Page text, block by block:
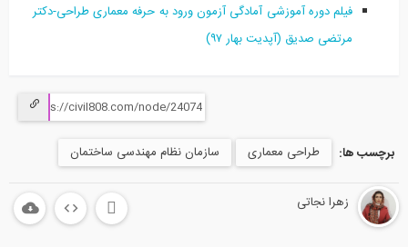
فیلم دوره آموزشی آمادگی آزمون ورود به حرفه معماری طراحی-دکتر
مرتضی صدیق (آپدیت بهار ۹۷)
طراحی معماری سازمان نظام مهندسی ساختمان
زهرا نجاتی